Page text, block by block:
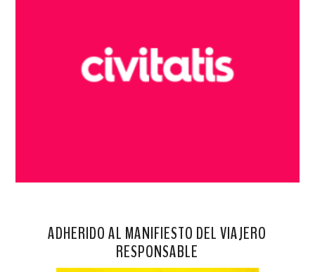
ADHERIDO AL MANIFIESTO DEL VIAJERO
RESPONSABLE